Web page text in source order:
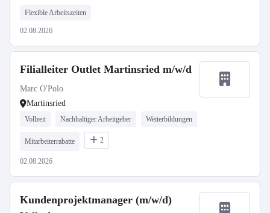
Flexible Arbeitszeiten
02.08.2026
Filialleiter Outlet Martinsried m/w/d
Marc O'Polo
Martinsried
Vollzeit Nachhaltiger Arbeitgeber Weiterbildungen
Mitarbeiterrabatte 2
02.08.2026
Kundenprojektmanager (m/w/d)